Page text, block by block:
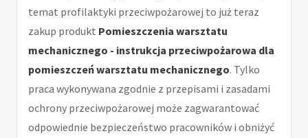
temat profilaktyki przeciwpożarowej to już teraz
zakup produkt Pomieszczenia warsztatu
mechanicznego - instrukcja przeciwpożarowa dla
pomieszczeń warsztatu mechanicznego. Tylko
praca wykonywana zgodnie z przepisami i zasadami
ochrony przeciwpożarowej może zagwarantować
odpowiednie bezpieczeństwo pracowników i obniżyć